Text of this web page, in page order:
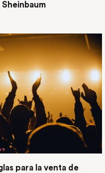
para la venta de